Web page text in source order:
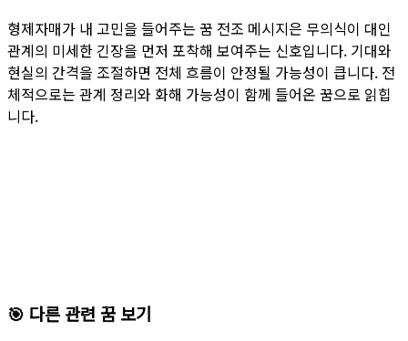
형제자매가 내 고민을 들어주는 꿈 전조 메시지은 무의식이 대인
관계의 미세한 긴장을 먼저 포착해 보여주는 신호입니다. 기대와
현실의 간격을 조절하면 전체 흐름이 안정될 가능성이 큽니다. 전
체적으로는 관계 정리와 화해 가능성이 함께 들어온 꿈으로 읽힙
니다.
🎯 다른 관련 꿈 보기